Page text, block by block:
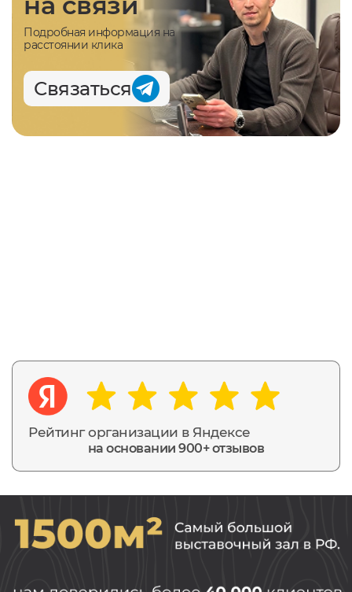
Рейтинг организации в Яндексе
на основании 900+ отзывов
Подробная информация на
расстоянии клика
Связаться